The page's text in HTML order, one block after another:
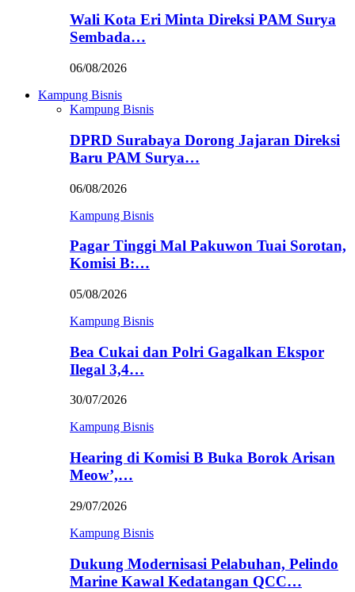
Wali Kota Eri Minta Direksi PAM Surya
Sembada…
06/08/2026
Kampung Bisnis
Kampung Bisnis
DPRD Surabaya Dorong Jajaran Direksi
Baru PAM Surya…
06/08/2026
Kampung Bisnis
Pagar Tinggi Mal Pakuwon Tuai Sorotan,
Komisi B:…
05/08/2026
Kampung Bisnis
Bea Cukai dan Polri Gagalkan Ekspor
Ilegal 3,4…
30/07/2026
Kampung Bisnis
Hearing di Komisi B Buka Borok Arisan
Meow’,…
29/07/2026
Kampung Bisnis
Dukung Modernisasi Pelabuhan, Pelindo
Marine Kawal Kedatangan QCC…